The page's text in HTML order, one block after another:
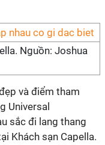
Nguồn: Joshua
và điểm tham
Universal
sắc đi lang thang
Khách sạn Capella.